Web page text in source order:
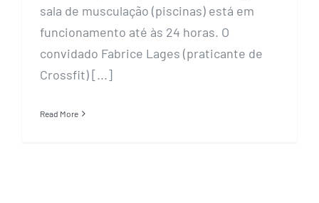
sala de musculação (piscinas) está em
funcionamento até às 24 horas. O
convidado Fabrice Lages (praticante de
Crossfit) [...]
Read More